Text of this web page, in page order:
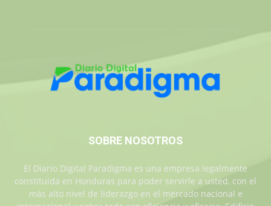
SOBRE NOSOTROS
El Diario Digital Paradigma es una empresa legalmente
constituida en Honduras para poder servirle a usted, con el
más alto nivel de liderazgo en el mercado nacional e